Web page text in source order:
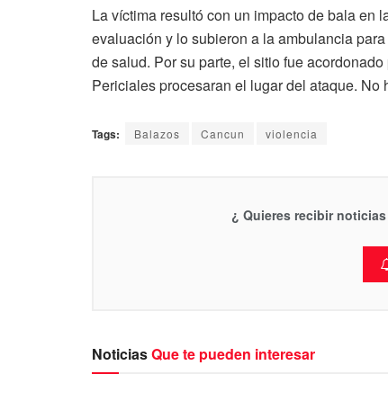
La víctima resultó con un impacto de bala en
evaluación y lo subieron a la ambulancia
de salud. Por su parte, el sitio fue
Periciales procesaran el lugar del ataque. No
Tags: Balazos Cancun violencia
¿ Quieres recibir
NoticiasQue te pueden interesar